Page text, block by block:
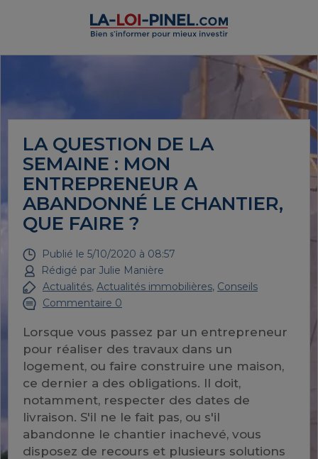
LA QUESTION DE LA
SEMAINE : MON
ENTREPRENEUR A
ABANDONNÉ LE CHANTIER,
QUE FAIRE ?
Publié le 5/10/2020 à 08:57
Rédigé par Julie Manière
Actualités, Actualités immobilières, Conseils
Commentaire 0
Lorsque vous passez par un entrepreneur
pour réaliser des travaux dans un
logement, ou faire construire une maison,
ce dernier a des obligations. Il doit,
notamment, respecter des dates de
livraison. S'il ne le fait pas, ou s'il
abandonne le chantier inachevé, vous
disposez de recours et plusieurs solutions